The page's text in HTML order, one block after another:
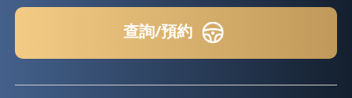
查詢/預約